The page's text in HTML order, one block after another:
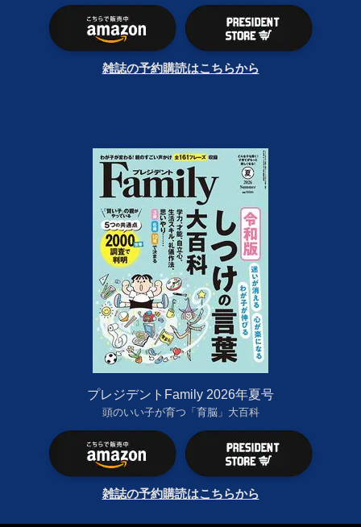
雑誌の予約購読はこちらから
プレジデントFamily 2026年夏号
頭のいい子が育つ「育脳」大百科
雑誌の予約購読はこちらから